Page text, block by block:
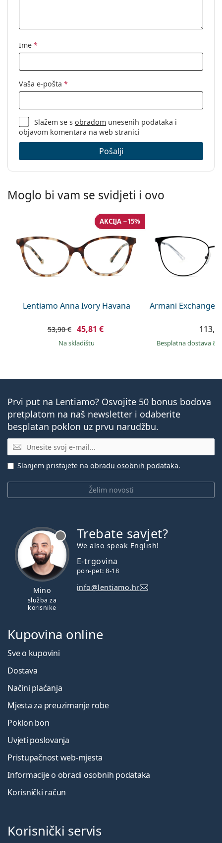
Spol:
Ženske
Kategorija:
Dioptrijske naočale
Kod:
Anna Havana Brown
Ime *
Vaša e-pošta *
Slažem se sobradom unesenih podataka i
objavom komentara na web stranici
Pošalji
Moglo bi vam se svidjeti i ovo
Lentiamo Anna Ivory Havana
AKCIJA −15%
53,90 € 45,81 €
na skladištu
Armani Exchange
Besplatna dostava&
Prvi put na Lentiamo? Osvojite 50 bonus bodova
pretplatom na naš newsletter i odaberite
besplatan poklon uz prvu narudžbu.
E-mail
Želim novosti
Slanjem pristajete na obradu osobnih podataka.
Mino
služba za
korisnike
Trebate savjet?
We also speak English!
E-trgovina
pon-pet: 8-18
info@lentiamo.hr
Kupovina online
Sve o kupovini
Dostava
Načini plaćanja
Mjesta za preuzimanje robe
Poklon bon
Uvjeti poslovanja
Pristupačnost web-mjesta
Informacije o obradi osobnih podataka
Korisnički račun
Korisnički servis